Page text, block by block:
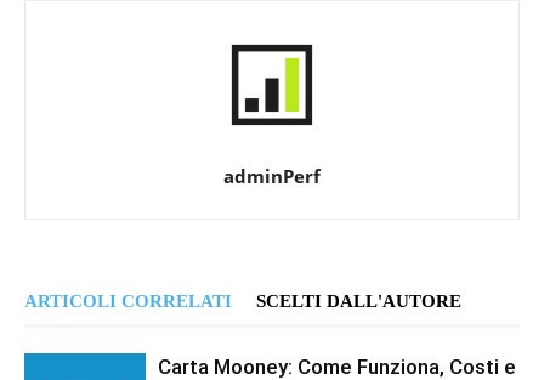
adminPerf
ARTICOLI CORRELATI SCELTI DALL'AUTORE
Carta Mooney: Come Funziona, Costi e